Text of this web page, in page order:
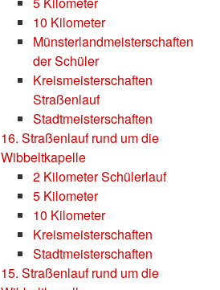
10 Kilometer
Münsterlandmeisterschaften
der Schüler
Kreismeisterschaften
Straßenlauf
Stadtmeisterschaften
16. Straßenlauf rund um die
Wibbeltkapelle
2 Kilometer Schülerlauf
5 Kilometer
10 Kilometer
Kreismeisterschaften
Stadtmeisterschaften
15. Straßenlauf rund um die